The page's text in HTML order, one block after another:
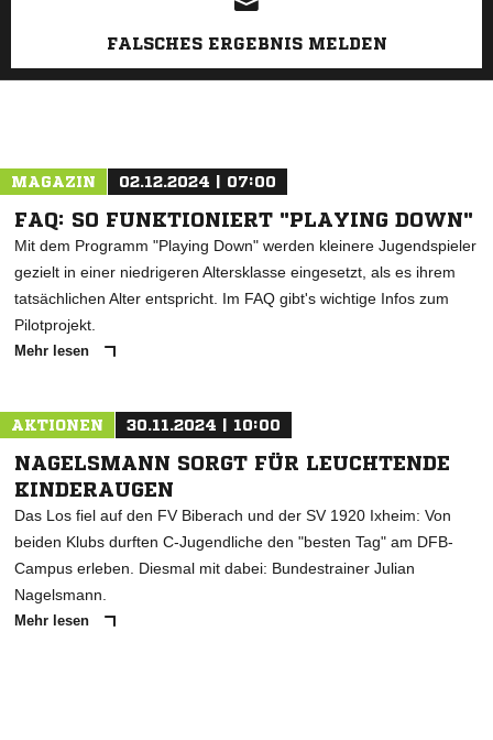
FALSCHES ERGEBNIS MELDEN
MAGAZIN 02.12.2024 | 07:00
FAQ: SO FUNKTIONIERT "PLAYING DOWN"
Mit dem Programm "Playing Down" werden kleinere Jugendspieler
gezielt in einer niedrigeren Altersklasse eingesetzt, als es ihrem
tatsächlichen Alter entspricht. Im FAQ gibt's wichtige Infos zum
Pilotprojekt.
Mehr lesen
AKTIONEN 30.11.2024 | 10:00
NAGELSMANN SORGT FÜR LEUCHTENDE
KINDERAUGEN
Das Los fiel auf den FV Biberach und der SV 1920 Ixheim: Von
beiden Klubs durften C-Jugendliche den "besten Tag" am DFB-
Campus erleben. Diesmal mit dabei: Bundestrainer Julian
Nagelsmann.
Mehr lesen